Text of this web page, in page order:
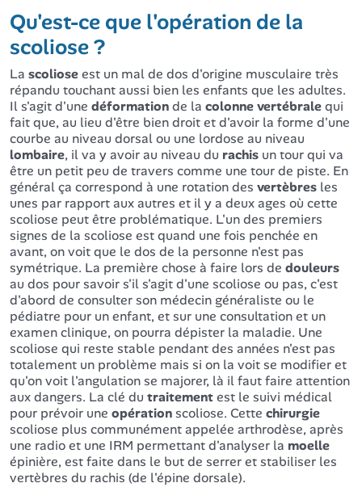
Qu'est-ce que l'opération de la
scoliose ?
La scolioseest un mal de dos d'origine musculaire très
répandu touchant aussi bien les enfants que les adultes.
Il s'agit d'une déformationde la colonnevertébralequi
fait que, au lieu d'être bien droit et d'avoir la forme d'une
courbe au niveau dorsal ou une lordose au niveau
lombaire, il va y avoir au niveau du rachis un tour qui va
être un petit peu de travers comme une tour de piste. En
général ça correspond à une rotation des vertèbres les
unes par rapport aux autres et il y a deux ages où cette
scoliose peut être problématique. L'un des premiers
signes de la scoliose est quand une fois penchée en
avant, on voit que le dos de la personne n'est pas
symétrique. La première chose à faire lors de douleurs
au dos pour savoir s'il s'agit d'une scoliose ou pas, c'est
d'abord de consulter son médecin généraliste ou le
pédiatre pour un enfant, et sur une consultation et un
examen clinique, on pourra dépister la maladie. Une
scoliose qui reste stable pendant des années n'est pas
totalement un problème mais si on la voit se modifier et
qu'on voit l'angulation se majorer, là il faut faire attention
aux dangers. La clé du traitementest le suivi médical
pour prévoir une opérationscoliose. Cette chirurgie
scoliose plus communément appelée arthrodèse, après
une radio et une IRM permettant d'analyser la moelle
épinière, est faite dans le but de serrer et stabiliser les
vertèbres du rachis (de l'épine dorsale).